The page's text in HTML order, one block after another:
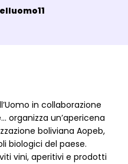
in collaborazione
organizza un’apericena
boliviana Aopeb,
biologici del paese.
vini, aperitivi e prodotti